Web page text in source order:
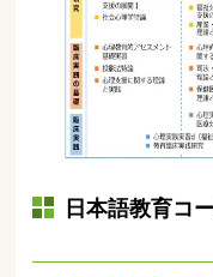
日本語教育コ